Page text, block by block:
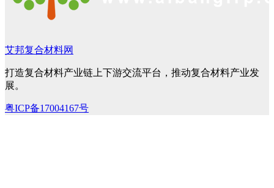
艾邦复合材料网
打造复合材料产业链上下游交流平台，推动复合材料产业发
展。
粤ICP备17004167号